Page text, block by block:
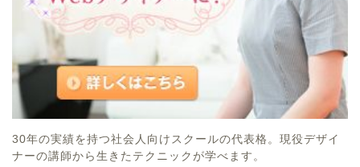
30年の実績を持つ社会人向けスクールの代表格。現役デザイ
ナーの講師から生きたテクニックが学べます。